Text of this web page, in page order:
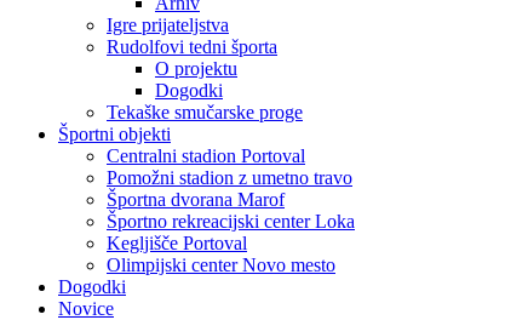
Igre prijateljstva
Rudolfovi tedni športa
O projektu
Dogodki
Tekaške smučarske proge
Športni objekti
Centralni stadion Portoval
Pomožni stadion z umetno travo
Športna dvorana Marof
Športno rekreacijski center Loka
Kegljišče Portoval
Olimpijski center Novo mesto
Dogodki
Novice